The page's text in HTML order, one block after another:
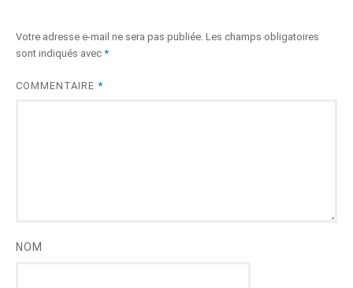
Votre adresse e-mail ne sera pas publiée. Les champs obligatoires
sont indiqués avec *
COMMENTAIRE *
NOM